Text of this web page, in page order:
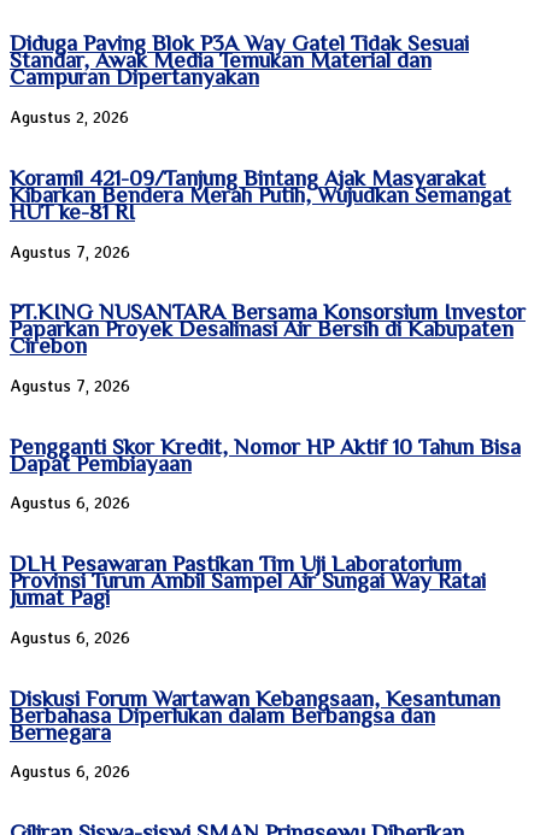
Diduga Paving Blok P3A Way Gatel Tidak Sesuai
Standar, Awak Media Temukan Material dan
Campuran Dipertanyakan
Agustus 2, 2026
Koramil 421-09/Tanjung Bintang Ajak Masyarakat
Kibarkan Bendera Merah Putih, Wujudkan Semangat
HUT ke-81 RI
Agustus 7, 2026
PT.KING NUSANTARA Bersama Konsorsium Investor
Paparkan Proyek Desalinasi Air Bersih di Kabupaten
Cirebon
Agustus 7, 2026
Pengganti Skor Kredit, Nomor HP Aktif 10 Tahun Bisa
Dapat Pembiayaan
Agustus 6, 2026
DLH Pesawaran Pastikan Tim Uji Laboratorium
Provinsi Turun Ambil Sampel Air Sungai Way Ratai
Jumat Pagi
Agustus 6, 2026
Diskusi Forum Wartawan Kebangsaan, Kesantunan
Berbahasa Diperlukan dalam Berbangsa dan
Bernegara
Agustus 6, 2026